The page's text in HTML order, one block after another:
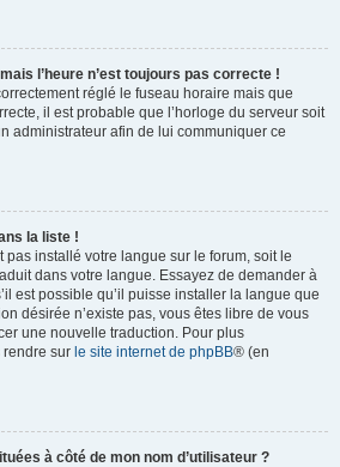
l’heure n’est toujours pas correcte !
réglé le fuseau horaire mais que
il est probable que l’horloge du serveur soit
administrateur afin de lui communiquer ce
la liste !
pas installé votre langue sur le forum, soit le
dans votre langue. Essayez de demander à
est possible qu’il puisse installer la langue que
désirée n’existe pas, vous êtes libre de vous
une nouvelle traduction. Pour plus
rendre sur le site internet de phpBB® (en
à côté de mon nom d’utilisateur ?